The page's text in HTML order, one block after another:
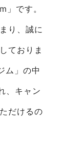
」です。
り、誠に
ておりま
ム」の中
、キャン
だけるの